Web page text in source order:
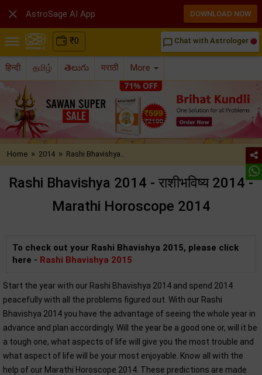
₹0 chat_bubble_outline Chat with Astrologer
हिन्दी தமிழ் తెలుగు मराठी More
Home » 2014 » Rashi Bhavishya..
Rashi Bhavishya 2014 - राशीभविष्य 2014 -
Marathi Horoscope 2014
To check out your Rashi Bhavishya 2015, please click
here - Rashi Bhavishya 2015
Start the year with our Rashi Bhavishya 2014 and spend 2014
peacefully with all the problems figured out. With our Rashi
Bhavishya 2014 you have the advantage of seeing the whole year in
advance and plan accordingly. Will the year be a good one or, will it be
a tough one, what aspects of life will give you the most trouble and
what aspect of life will be your most enjoyable. Know all with the
help of our Marathi Horoscope 2014. These predictions are made
 AstroSage AI App DOWNLOAD NOW